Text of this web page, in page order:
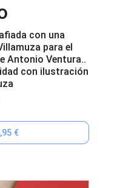
con una
para el
Antonio Ventura..
con ilustración
€